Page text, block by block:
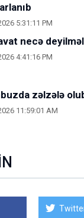
5:31:11 PM
necə
4:41:16 PM
zəlzələ
11:59:01 AM